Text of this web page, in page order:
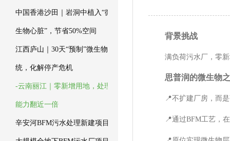
中国香港沙田｜岩洞中植入“微
生物心脏”，节省50%空间
江西庐山｜30天“预制”微生物系
统，化解停产危机
-云南丽江｜零新增用地，处理
能力翻近一倍
辛安河BFM污水处理新建项目
背景挑战
满负荷污水厂，零
思普润的微生物
📍不扩建厂房，而
📍通过BFM工艺，